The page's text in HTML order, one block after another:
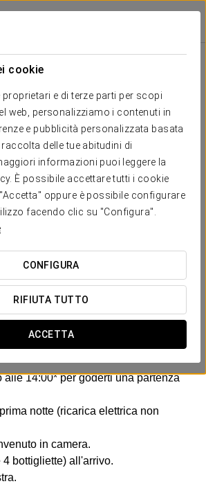
cookie
e di terze parti per scopi
web, personalizziamo i contenuti in
e pubblicità personalizzata basata
delle tue abitudini di
informazioni puoi leggere la
È possibile accettare tutti i cookie
oppure è possibile configurare
facendo clic su "Configura".
CONFIGURA
RIFIUTA TUTTO
ACCETTA
per adattarsi al tuo programma.
abbiamo creato questa esperienza
tua efficienza e comodità. Senza
alle 14:00* per goderti una partenza
notte (ricarica elettrica non
in camera.
4 bottigliette) all'arrivo.